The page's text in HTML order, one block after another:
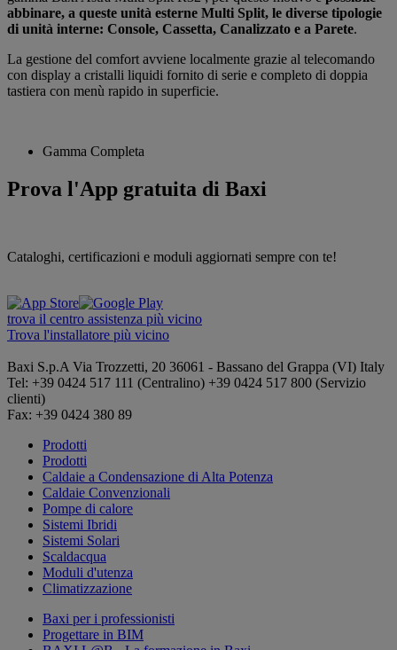
abbinare, a queste unità esterne Multi Split, le diverse tipologie
di unità interne: Console, Cassetta, Canalizzato e a Parete.
La gestione del comfort avviene localmente grazie al telecomando
con display a cristalli liquidi fornito di serie e completo di doppia
tastiera con menù rapido in superficie.
Gamma Completa
Prova l'App gratuita di Baxi
Cataloghi, certificazioni e moduli aggiornati sempre con te!
trova il centro assistenza più vicino
Trova l'installatore più vicino
Baxi S.p.A Via Trozzetti, 20 36061 - Bassano del Grappa (VI) Italy
Tel: +39 0424 517 111 (Centralino) +39 0424 517 800 (Servizio
clienti)
Fax: +39 0424 380 89
Prodotti
Prodotti
Caldaie a Condensazione di Alta Potenza
Caldaie Convenzionali
Pompe di calore
Sistemi Ibridi
Sistemi Solari
Scaldacqua
Moduli d'utenza
Climatizzazione
Baxi per i professionisti
Progettare in BIM